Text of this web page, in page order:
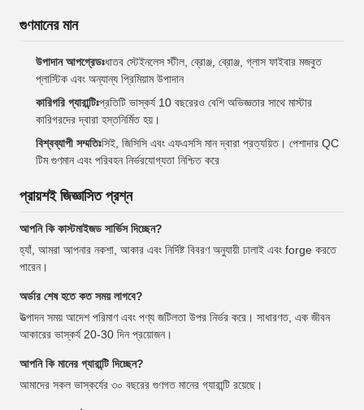
গুণমানের মান
উপাদান আপগ্রেডঃধাতব স্টেইনলেস স্টীল, ব্রোঞ্জ, ব্রোঞ্জ, গ্লাস ফাইবার মজবুত
প্লাস্টিক এবং অন্যান্য প্রিমিয়াম উপাদান
কারিগরি গ্যারান্টিঃপ্রতিটি ভাস্কর্য 10 বছরেরও বেশি অভিজ্ঞতার সাথে মাস্টার
কারিগরদের দ্বারা হস্তনির্মিত হয়।
বিশ্বব্যাপী সম্মতিঃসিই, জিসিসি এবং এফএসসি মান দ্বারা প্রত্যয়িত। পেশাদার QC
টিম গুণমান এবং পরিবহন নির্ভরযোগ্যতা নিশ্চিত করে
প্রায়শই জিজ্ঞাসিত প্রশ্ন
আপনি কি কাস্টমাইজড সার্ভিস দিচ্ছেন?
হ্যাঁ, আমরা আপনার নকশা, আকার এবং নির্দিষ্ট বিবরণ অনুযায়ী ঢালাই এবং forge করতে
পারেন।
অর্ডার শেষ হতে কত সময় লাগবে?
উত্পাদন সময় আদেশ পরিমাণ এবং পণ্য জটিলতা উপর নির্ভর করে। সাধারণত, এক জীবন
আকারের ভাস্কর্য 20-30 দিন প্রয়োজন।
আপনি কি মানের গ্যারান্টি দিচ্ছেন?
আমাদের সকল ভাস্কর্যের ৩০ বছরের গুণগত মানের গ্যারান্টি রয়েছে।